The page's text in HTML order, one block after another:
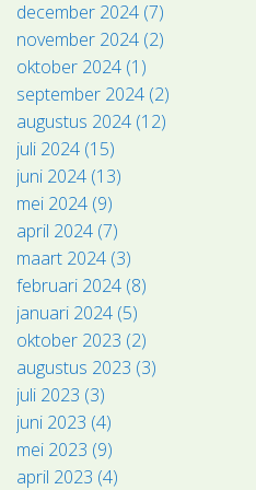
december 2024 (7)
november 2024 (2)
oktober 2024 (1)
september 2024 (2)
augustus 2024 (12)
juli 2024 (15)
juni 2024 (13)
mei 2024 (9)
april 2024 (7)
maart 2024 (3)
februari 2024 (8)
januari 2024 (5)
oktober 2023 (2)
augustus 2023 (3)
juli 2023 (3)
juni 2023 (4)
mei 2023 (9)
april 2023 (4)